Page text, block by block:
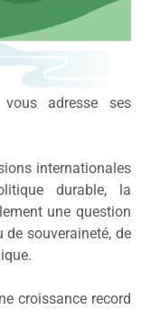
vous adresse ses
internationales
durable, la
une question
de souveraineté, de
croissance record